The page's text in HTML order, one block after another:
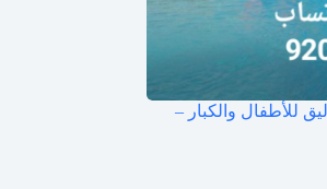
للأطفال والكبار –